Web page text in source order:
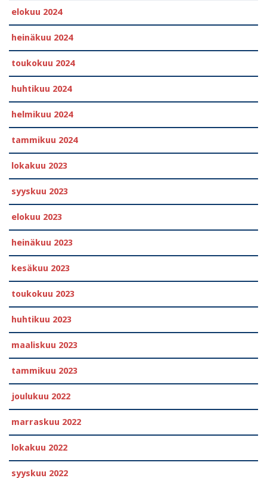
elokuu 2024
heinäkuu 2024
toukokuu 2024
huhtikuu 2024
helmikuu 2024
tammikuu 2024
lokakuu 2023
syyskuu 2023
elokuu 2023
heinäkuu 2023
kesäkuu 2023
toukokuu 2023
huhtikuu 2023
maaliskuu 2023
tammikuu 2023
joulukuu 2022
marraskuu 2022
lokakuu 2022
syyskuu 2022